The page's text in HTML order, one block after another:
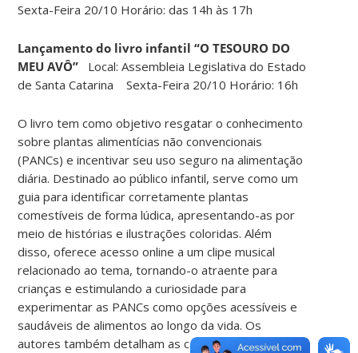
Sexta-Feira 20/10 Horário: das 14h às 17h
Lançamento do livro infantil “O TESOURO DO
MEU AVÔ” Local: Assembleia Legislativa do Estado
de Santa Catarina Sexta-Feira 20/10 Horário: 16h
O livro tem como objetivo resgatar o conhecimento
sobre plantas alimentícias não convencionais
(PANCs) e incentivar seu uso seguro na alimentação
diária. Destinado ao público infantil, serve como um
guia para identificar corretamente plantas
comestíveis de forma lúdica, apresentando-as por
meio de histórias e ilustrações coloridas. Além
disso, oferece acesso online a um clipe musical
relacionado ao tema, tornando-o atraente para
crianças e estimulando a curiosidade para
experimentar as PANCs como opções acessíveis e
saudáveis de alimentos ao longo da vida. Os
autores também detalham as características e usos